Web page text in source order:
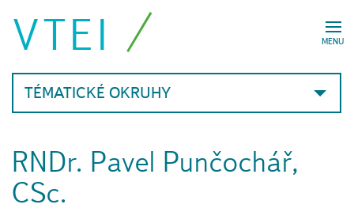
MENU
VTEI
TÉMATICKÉ OKRUHY
RNDr. Pavel Punčochář,
CSc.